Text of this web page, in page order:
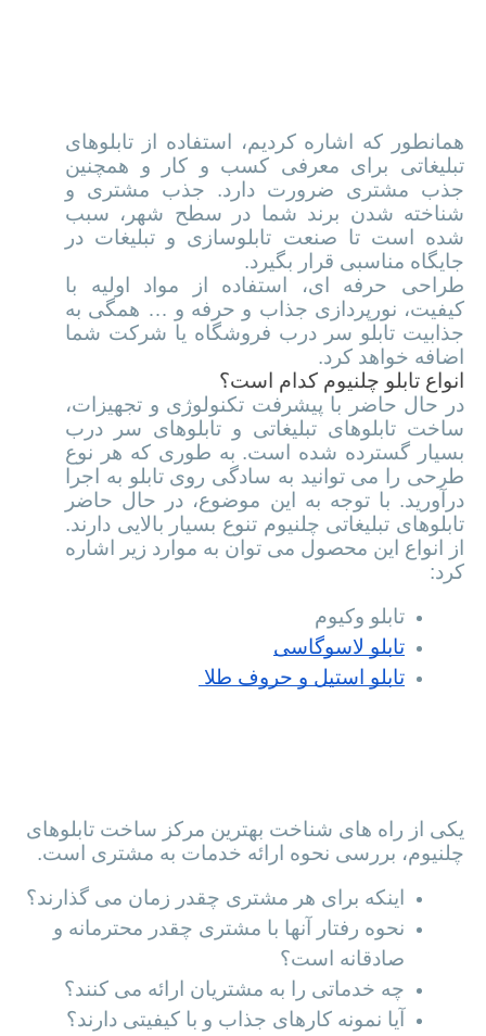
تهران
همانطور که اشاره کردیم، استفاده از تابلوهای
تبلیغاتی برای معرفی کسب و کار و همچنین
جذب مشتری ضرورت دارد. جذب مشتری و
شناخته شدن برند شما در سطح شهر، سبب
شده است تا صنعت تابلوسازی و تبلیغات در
جایگاه مناسبی قرار بگیرد.
طراحی حرفه ای، استفاده از مواد اولیه با
کیفیت، نورپردازی جذاب و حرفه و … همگی به
جذابیت تابلو سر درب فروشگاه یا شرکت شما
اضافه خواهد کرد.
انواع تابلو چلنیوم کدام است؟
در حال حاضر با پیشرفت تکنولوژی و تجهیزات،
ساخت تابلوهای تبلیغاتی و تابلوهای سر درب
بسیار گسترده شده است. به طوری که هر نوع
طرحی را می توانید به سادگی روی تابلو به اجرا
درآورید. با توجه به این موضوع، در حال حاضر
تابلوهای تبلیغاتی چلنیوم تنوع بسیار بالایی دارند.
از انواع این محصول می توان به موارد زیر اشاره
تابلو وکیوم
تابلو لاسوگاسی
نحوه ارائه خدمات به مشتری
h3:
یکی از راه های شناخت بهترین مرکز ساخت تابلوهای
چلنیوم، بررسی نحوه ارائه خدمات به مشتری است.
اینکه برای هر مشتری چقدر زمان می گذارند؟
نحوه رفتار آنها با مشتری چقدر محترمانه و
صادقانه است؟